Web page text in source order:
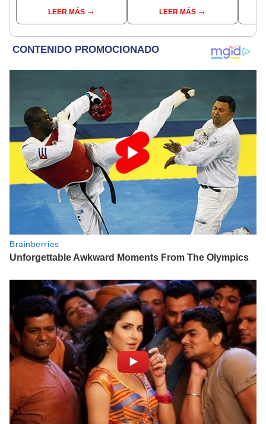
mensaje: "Descansa en
paz, mi bebé"
LEER MÁS
denunciarlo por
tocamientos: “Me
LEER MÁS